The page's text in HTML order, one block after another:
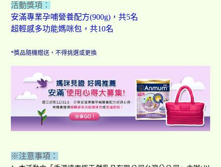
活動獎項：
安滿專業孕哺營養配方(900g)，共5名
超輕感多功能媽咪包，共10名
*獎品隨機贈送，不得挑選或更換
※注意事項：